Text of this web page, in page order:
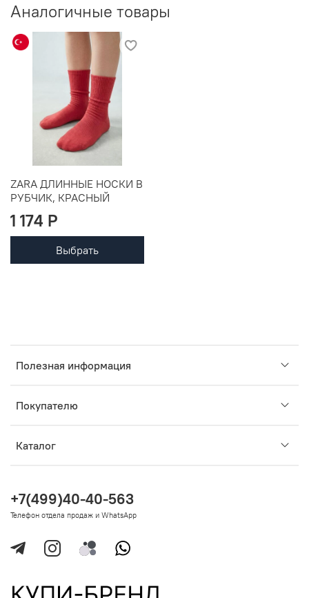
Аналогичные товары
ZARA ДЛИННЫЕ НОСКИ В
РУБЧИК, КРАСНЫЙ
1 174 P
Выбрать
Полезная информация
Покупателю
Каталог
+7(499)40-40-563
Телефон отдела продаж и WhatsApp